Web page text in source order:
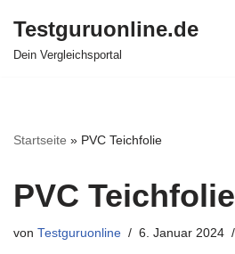
Zum
Testguruonline.de
Dein Vergleichsportal
Startseite » PVC Teichfolie
PVC Teichfolie
von Testguruonline 6. Januar 2024